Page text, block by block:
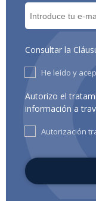
Consultar la
He leído y
Autorizo el
información a
Autorización